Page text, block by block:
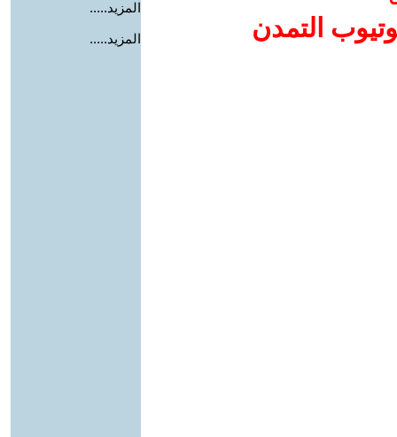
التمدن
المزيد.....
المزيد.....